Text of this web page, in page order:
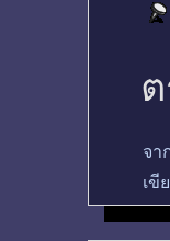
จ
เขี